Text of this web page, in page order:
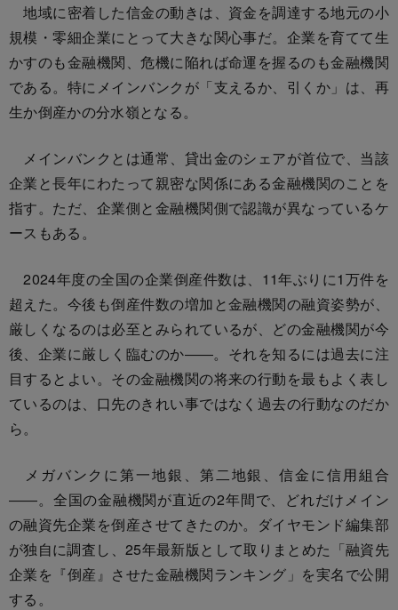
地域に密着した信金の動きは、資金を調達する地元の小
規模・零細企業にとって大きな関心事だ。企業を育てて生
かすのも金融機関、危機に陥れば命運を握るのも金融機関
である。特にメインバンクが「支えるか、引くか」は、再
生か倒産かの分水嶺となる。
メインバンクとは通常、貸出金のシェアが首位で、当該
企業と長年にわたって親密な関係にある金融機関のことを
指す。ただ、企業側と金融機関側で認識が異なっているケ
ースもある。
2024年度の全国の企業倒産件数は、11年ぶりに1万件を
超えた。今後も倒産件数の増加と金融機関の融資姿勢が、
厳しくなるのは必至とみられているが、どの金融機関が今
後、企業に厳しく臨むのか――。それを知るには過去に注
目するとよい。その金融機関の将来の行動を最もよく表し
ているのは、口先のきれい事ではなく過去の行動なのだか
ら。
メガバンクに第一地銀、第二地銀、信金に信用組合
――。全国の金融機関が直近の2年間で、どれだけメイン
の融資先企業を倒産させてきたのか。ダイヤモンド編集部
が独自に調査し、25年最新版として取りまとめた「融資先
企業を『倒産』させた金融機関ランキング」を実名で公開
する。